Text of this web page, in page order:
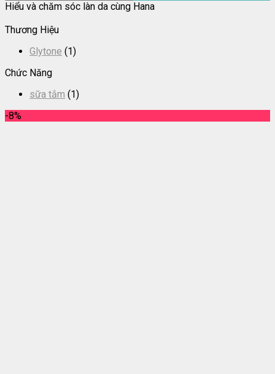
Hiểu và chăm sóc làn da cùng Hana
Thương Hiệu
Glytone (1)
Chức Năng
sữa tắm (1)
-8%